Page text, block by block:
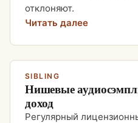
отклоняют.
Читать далее
SIBLING
Нишевые
доход
Регулярный